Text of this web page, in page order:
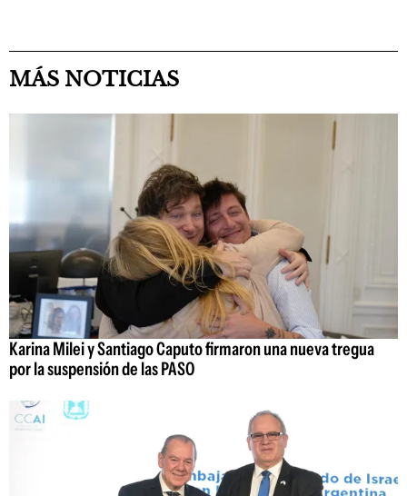
MÁS NOTICIAS
Karina Milei y Santiago Caputo firmaron una nueva tregua
por la suspensión de las PASO